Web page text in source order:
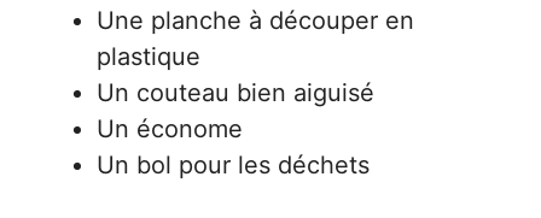
Une planche à découper en
plastique
Un couteau bien aiguisé
Un économe
Un bol pour les déchets